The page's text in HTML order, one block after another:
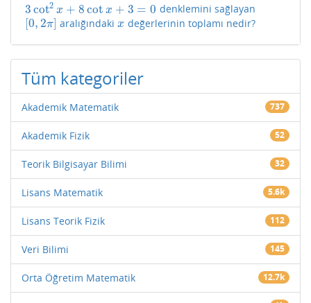
3cot2 x + 8cot x + 3 = 0
3 cot2x +8 cotx +3=0 denklemini sağlayan
[0, 2π]
0,2π] aralığındaki x
x değerlerinin toplamı nedir?
Tüm kategoriler
Akademik Matematik 737
Akademik Fizik 52
Teorik Bilgisayar Bilimi 32
Lisans Matematik 5.6k
Lisans Teorik Fizik 112
Veri Bilimi 145
Orta Öğretim Matematik 12.7k